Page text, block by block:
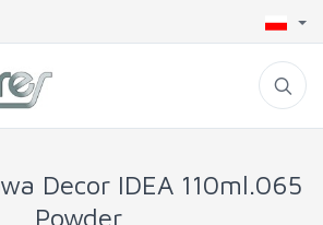
Decor IDEA 110ml.065
Powder